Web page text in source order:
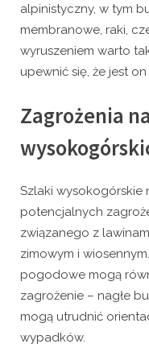
alpinistyczny, w tym
membranowe, raki,
wyruszeniem warto
upewnić się, że jest
Zagrożenia
Szlaki wysokogórskie
potencjalnych
związanego z
zimowym i
pogodowe mogą
zagrożenie – nagłe
mogą utrudnić
wypadków.